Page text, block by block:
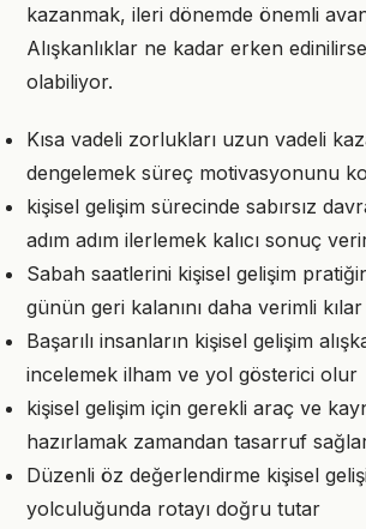
kazanmak, ileri dönemde önemli
Alışkanlıklar ne kadar erken
olabiliyor.
Kısa vadeli zorlukları uzun vadeli
dengelemek süreç motivasyonunu
kişisel gelişim sürecinde sabırsız
adım adım ilerlemek kalıcı sonuç
Sabah saatlerini kişisel gelişim
günün geri kalanını daha verimli kılar
Başarılı insanların kişisel gelişim
incelemek ilham ve yol gösterici olur
kişisel gelişim için gerekli araç ve
hazırlamak zamandan tasarruf
Düzenli öz değerlendirme kişisel
yolculuğunda rotayı doğru tutar